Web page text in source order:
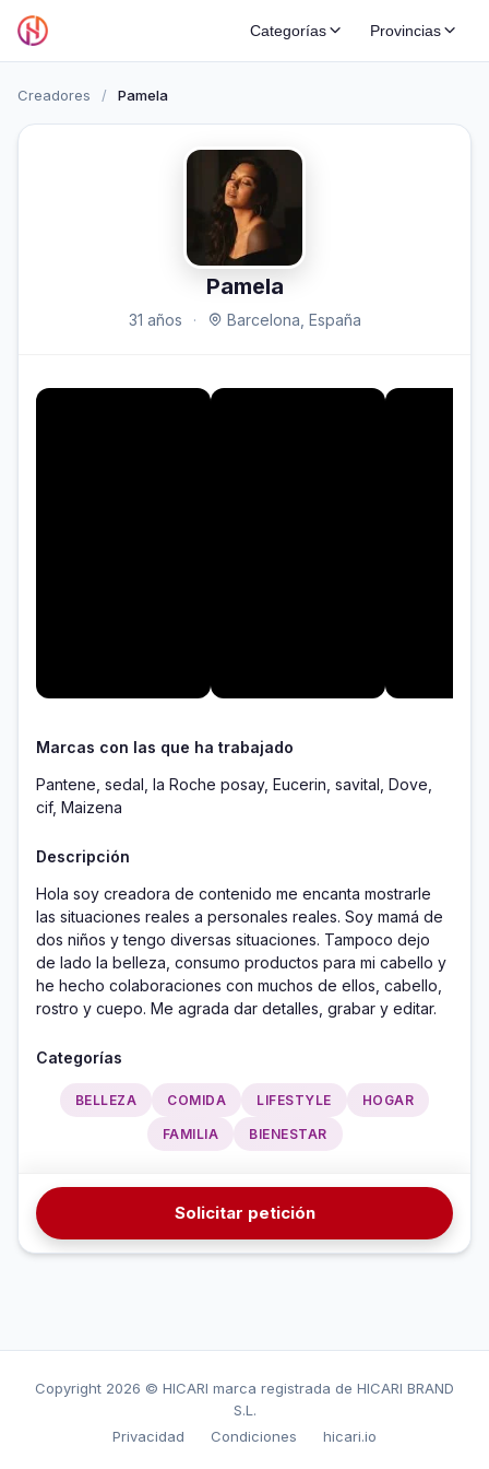
Categorías Provincias
Creadores / Pamela
Pamela
31 años · Barcelona, España
Marcas con las que ha trabajado
Pantene, sedal, la Roche posay, Eucerin, savital, Dove,
cif, Maizena
Descripción
Hola soy creadora de contenido me encanta mostrarle
las situaciones reales a personales reales. Soy mamá de
dos niños y tengo diversas situaciones. Tampoco dejo
de lado la belleza, consumo productos para mi cabello y
he hecho colaboraciones con muchos de ellos, cabello,
rostro y cuepo. Me agrada dar detalles, grabar y editar.
Categorías
BELLEZA COMIDA LIFESTYLE HOGAR
FAMILIA BIENESTAR
Solicitar petición
Copyright 2026 © HICARI marca registrada de HICARI BRAND
S.L.
Privacidad
Condiciones hicari.io